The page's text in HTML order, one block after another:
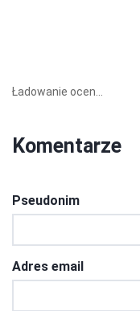
Ładowanie ocen...
Komentarze
Pseudonim
Adres email